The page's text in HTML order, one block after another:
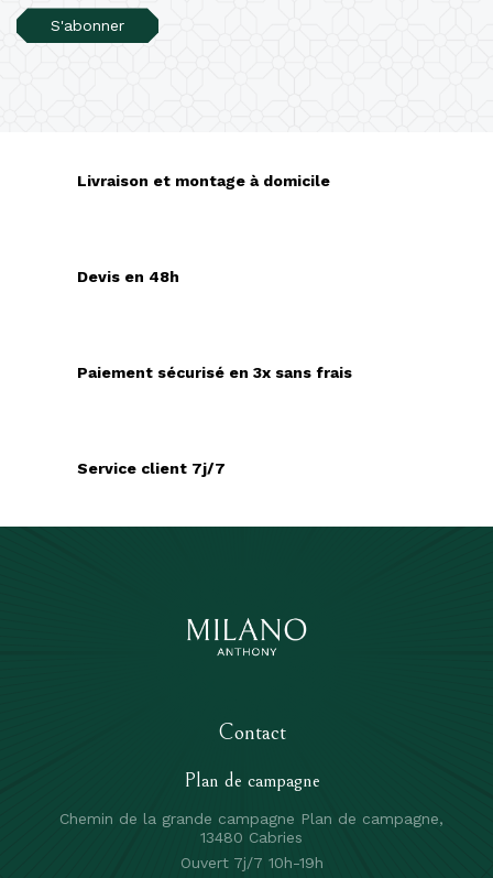
S'abonner
Livraison et montage à domicile
Devis en 48h
Paiement sécurisé en 3x sans frais
Service client 7j/7
Contact
Plan de campagne
Chemin de la grande campagne Plan de campagne,
13480 Cabries
Ouvert 7j/7 10h-19h